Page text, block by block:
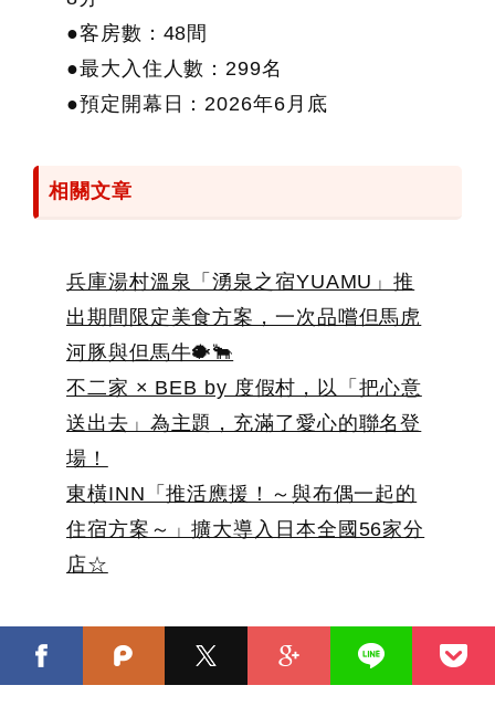
●客房數：48間
●最大入住人數：299名
●預定開幕日：2026年6月底
相關文章
兵庫湯村溫泉「湧泉之宿YUAMU」推
出期間限定美食方案，一次品嚐但馬虎
河豚與但馬牛🐡🐂
不二家 × BEB by 度假村，以「把心意
送出去」為主題，充滿了愛心的聯名登
場！
東橫INN「推活應援！～與布偶一起的
住宿方案～」擴大導入日本全國56家分
店☆